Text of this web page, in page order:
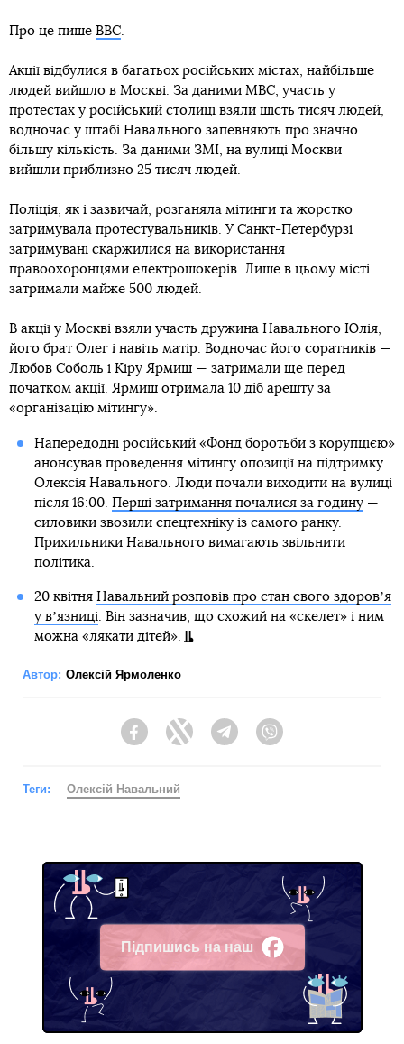
Про це пише BBC.
Акції відбулися в багатьох російських містах, найбільше
людей вийшло в Москві. За даними МВС, участь у
протестах у російський столиці взяли шість тисяч людей,
водночас у штабі Навального запевняють про значно
більшу кількість. За даними ЗМІ, на вулиці Москви
вийшли приблизно 25 тисяч людей.
Поліція, як і зазвичай, розганяла мітинги та жорстко
затримувала протестувальників. У Санкт-Петербурзі
затримувані скаржилися на використання
правоохоронцями електрошокерів. Лише в цьому місті
затримали майже 500 людей.
В акції у Москві взяли участь дружина Навального Юлія,
його брат Олег і навіть матір. Водночас його соратників —
Любов Соболь і Кіру Ярмиш — затримали ще перед
початком акції. Ярмиш отримала 10 діб арешту за
«організацію мітингу».
Напередодні російський «Фонд боротьби з корупцією»
анонсував проведення мітингу опозиції на підтримку
Олексія Навального. Люди почали виходити на вулиці
після 16:00. Перші затримання почалися за годину—
силовики звозили спецтехніку із самого ранку.
Прихильники Навального вимагають звільнити
політика.
20 квітня Навальний розповів про стан свого здоровʼя
у вʼязниці. Він зазначив, що схожий на «скелет» і ним
можна «лякати дітей».
Автор: Олексій Ярмоленко
FacebookTwitter Telegram
Теги: Олексій Навальний
Підпишись на наш
Facebook